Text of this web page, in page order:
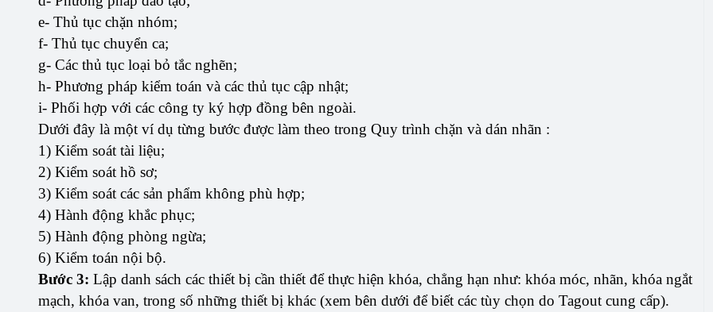
e- Thủ tục chặn nhóm;
f- Thủ tục chuyển ca;
g- Các thủ tục loại bỏ tắc nghẽn;
h- Phương pháp kiểm toán và các thủ tục cập nhật;
i- Phối hợp với các công ty ký hợp đồng bên ngoài.
Dưới đây là một ví dụ từng bước được làm theo trong Quy trình chặn và dán nhãn :
1) Kiểm soát tài liệu;
2) Kiểm soát hồ sơ;
3) Kiểm soát các sản phẩm không phù hợp;
4) Hành động khắc phục;
5) Hành động phòng ngừa;
6) Kiểm toán nội bộ.
Bước 3: Lập danh sách các thiết bị cần thiết để thực hiện khóa, chẳng hạn như: khóa móc, nhãn, khóa ngắt
mạch, khóa van, trong số những thiết bị khác (xem bên dưới để biết các tùy chọn do Tagout cung cấp).